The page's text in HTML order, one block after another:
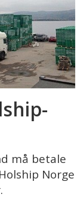
må betale
Norge